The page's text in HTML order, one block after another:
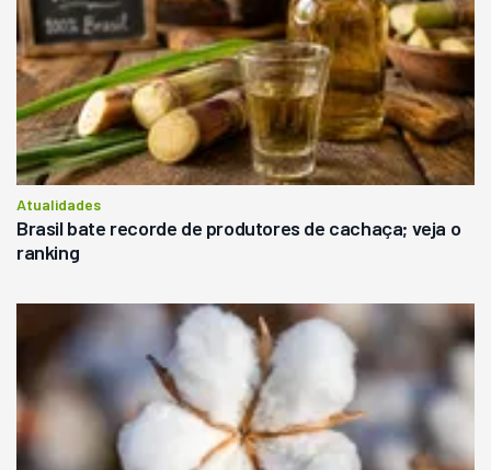
Atualidades
Brasil bate recorde de produtores de cachaça; veja o
ranking